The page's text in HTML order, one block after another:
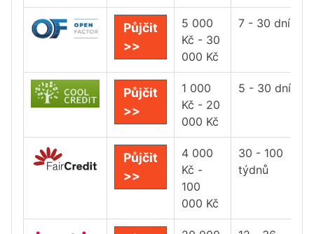
Půjčit
>>
5 000
Kč - 30
000 Kč
7 - 30 dní
Půjčit
>>
1 000
Kč - 20
000 Kč
5 - 30 dní
Půjčit
>>
4 000
Kč -
100
000 Kč
30 - 100
týdnů